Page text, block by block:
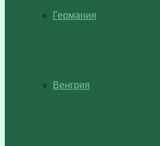
Германия
Венгрия